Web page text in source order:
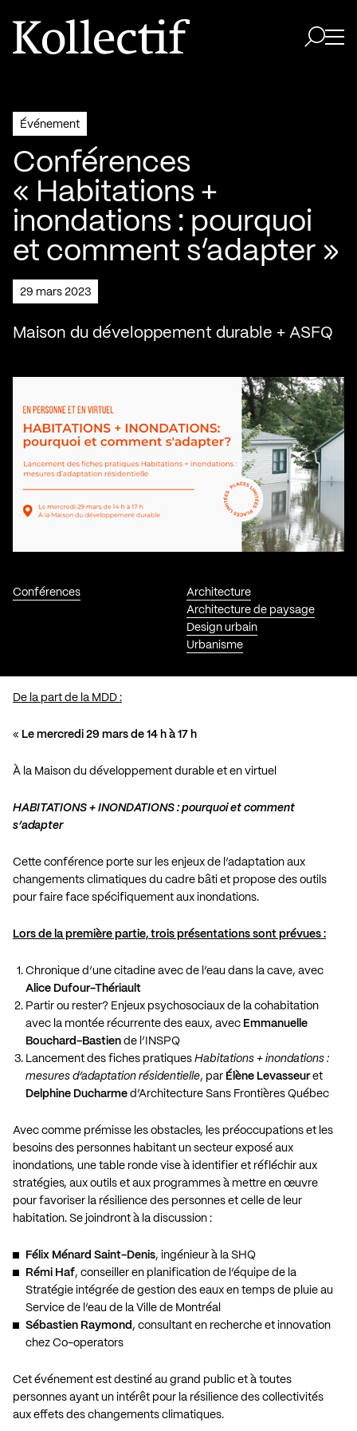
Aller à la page d'accueil
Logo Kollectif
Événement
Conférences
« Habitations +
inondations : pourquoi
et comment s’adapter »
29 mars 2023
Maison du développement durable + ASFQ
Conférences
Architecture
Architecture de paysage
Design urbain
Urbanisme
De la part de la MDD :
« Le mercredi 29 mars de 14 h à 17 h
À la Maison du développement durable et en virtuel
HABITATIONS + INONDATIONS : pourquoi et comment
s’adapter
Cette conférence porte sur les enjeux de l’adaptation aux
changements climatiques du cadre bâti et propose des outils
pour faire face spécifiquement aux inondations.
Lors de la première partie, trois présentations sont prévues :
Chronique d’une citadine avec de l’eau dans la cave, avec
Alice Dufour-Thériault
Partir ou rester? Enjeux psychosociaux de la cohabitation
avec la montée récurrente des eaux, avec Emmanuelle
Bouchard-Bastien de l’INSPQ
Lancement des fiches pratiques Habitations + inondations :
mesures d’adaptation résidentielle, par Élène Levasseuret
Delphine Ducharme d’Architecture Sans Frontières Québec
Avec comme prémisse les obstacles, les préoccupations et les
besoins des personnes habitant un secteur exposé aux
inondations, une table ronde vise à identifier et réfléchir aux
stratégies, aux outils et aux programmes à mettre en œuvre
pour favoriser la résilience des personnes et celle de leur
habitation. Se joindront à la discussion :
Félix Ménard Saint-Denis, ingénieur à la SHQ
Rémi Haf, conseiller en planification de l’équipe de la
Stratégie intégrée de gestion des eaux en temps de pluie au
Service de l’eau de la Ville de Montréal
Sébastien Raymond , consultant en recherche et innovation
chez Co-operators
Cet événement est destiné au grand public et à toutes
personnes ayant un intérêt pour la résilience des collectivités
aux effets des changements climatiques.